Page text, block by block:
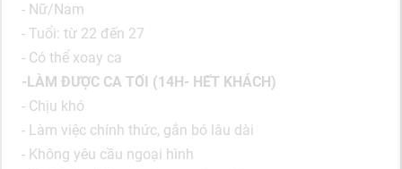
- Nữ/Nam
- Tuổi: từ 22 đến 27
- Có thể xoay ca
-LÀM ĐƯỢC CA TỐI (14H- HẾT KHÁCH)
- Chịu khó
- Làm việc chính thức, gắn bó lâu dài
- Không yêu cầu ngoại hình